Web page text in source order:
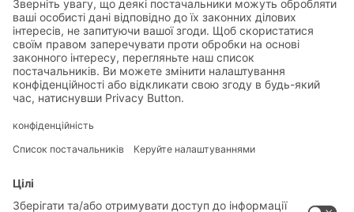
одному з наших філіалів або завітати до Вас особисто.
Більше інформації про всі наші відділення Ви знайдете
тут:Підприємства та філіали по всьому світу
РІШЕННЯ
СИСТЕМИ
ГАЛУЗІ